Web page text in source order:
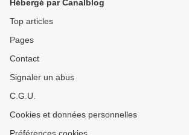
Hébergé par Canalblog
Top articles
Pages
Contact
Signaler un abus
C.G.U.
Cookies et données personnelles